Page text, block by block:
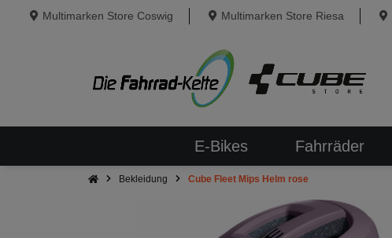
Multimarken Store Coswig Multimarken Store Riesa
E-Bikes Fahrräder
Bekleidung Cube Fleet Mips Helm rose